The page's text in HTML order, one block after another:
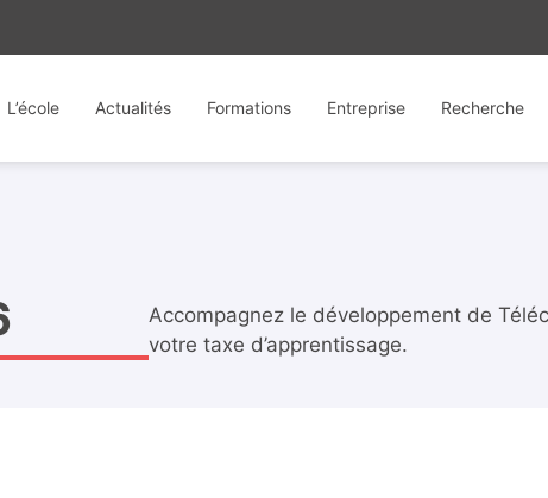
L’école Actualités Formations Entreprise Recherche
Accompagnez le développement de
votre taxe d’apprentissage.